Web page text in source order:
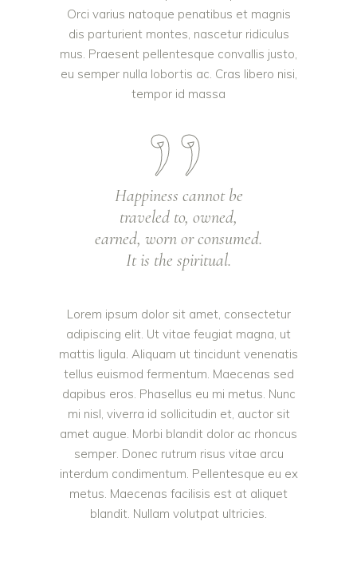
Orci varius natoque penatibus et magnis
dis parturient montes, nascetur ridiculus
mus. Praesent pellentesque convallis justo,
eu semper nulla lobortis ac. Cras libero nisi,
tempor id massa
Happiness cannot be
traveled to, owned,
earned, worn or consumed.
It is the spiritual.
Lorem ipsum dolor sit amet, consectetur
adipiscing elit. Ut vitae feugiat magna, ut
mattis ligula. Aliquam ut tincidunt venenatis
tellus euismod fermentum. Maecenas sed
dapibus eros. Phasellus eu mi metus. Nunc
mi nisl, viverra id sollicitudin et, auctor sit
amet augue. Morbi blandit dolor ac rhoncus
semper. Donec rutrum risus vitae arcu
interdum condimentum. Pellentesque eu ex
metus. Maecenas facilisis est at aliquet
blandit. Nullam volutpat ultricies.